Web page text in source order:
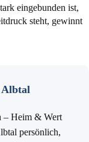
eingebunden ist,
steht, gewinnt
– Heim & Wert
persönlich,